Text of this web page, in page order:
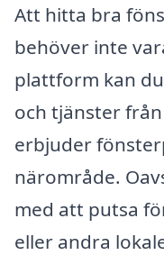
Att hitta bra
behöver inte
plattform kan
och tjänster
erbjuder
närområde.
med att putsa
eller andra